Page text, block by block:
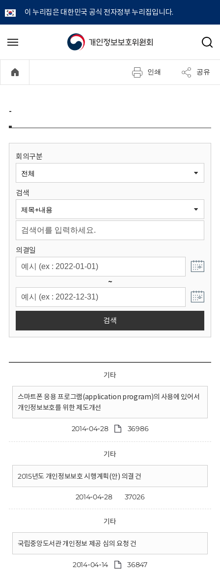
이 누리집은 대한민국 공식 전자정부 누리집입니다.
개
정
보
원
회
메
기
검
인쇄 공유
-
회의구분
검색
의결일
~
검색
기타
스마트폰 응용 프로그램(application program)의 사용에 있어서
개인정보보호를 위한 제도개선
2014-04-28 36986
기타
2015년도 개인정보보호 시행계획(안) 의결 건
2014-04-28 37026
기타
국립중앙도서관 개인정보 제공 심의 요청 건
2014-04-14 36847